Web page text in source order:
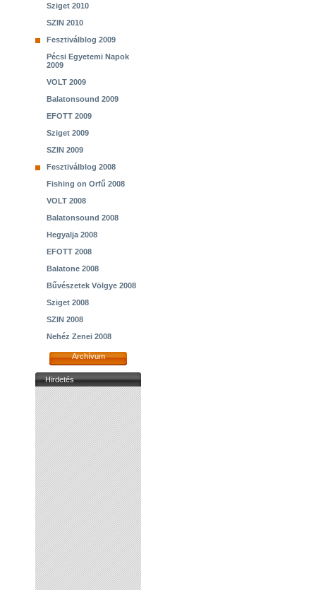
Sziget 2010
SZIN 2010
Fesztiválblog 2009
Pécsi Egyetemi Napok
2009
VOLT 2009
Balatonsound 2009
EFOTT 2009
Sziget 2009
SZIN 2009
Fesztiválblog 2008
Fishing on Orfű 2008
VOLT 2008
Balatonsound 2008
Hegyalja 2008
EFOTT 2008
Balatone 2008
Bűvészetek Völgye 2008
Sziget 2008
SZIN 2008
Nehéz Zenei 2008
Archívum
Hirdetés